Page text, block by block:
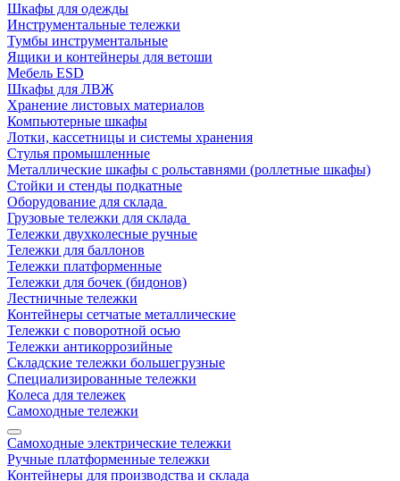
Шкафы для одежды
Инструментальные тележки
Тумбы инструментальные
Ящики и контейнеры для ветоши
Мебель ESD
Шкафы для ЛВЖ
Хранение листовых материалов
Компьютерные шкафы
Лотки, кассетницы и системы хранения
Стулья промышленные
Металлические шкафы с рольставнями (роллетные шкафы)
Стойки и стенды подкатные
Оборудование для склада
Грузовые тележки для склада
Тележки двухколесные ручные
Тележки для баллонов
Тележки платформенные
Тележки для бочек (бидонов)
Лестничные тележки
Контейнеры сетчатые металлические
Тележки с поворотной осью
Тележки антикоррозийные
Складские тележки большегрузные
Специализированные тележки
Колеса для тележек
Самоходные тележки
Самоходные электрические тележки
Ручные платформенные тележки
Контейнеры для производства и склада